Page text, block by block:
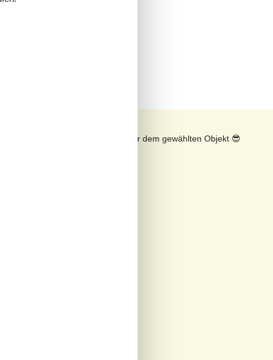
Sonnenstand über dem gewählten Objekt 😎